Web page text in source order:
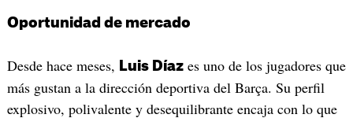
Oportunidad de mercado
Desde hace meses, Luis Díazes uno de los jugadores que
más gustan a la dirección deportiva del Barça. Su perfil
explosivo, polivalente y desequilibrante encaja con lo que